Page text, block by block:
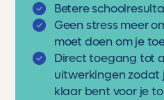
Betere
Geen stress meer
moet doen om je
Direct toegang tot
uitwerkingen zodat
klaar bent voor je